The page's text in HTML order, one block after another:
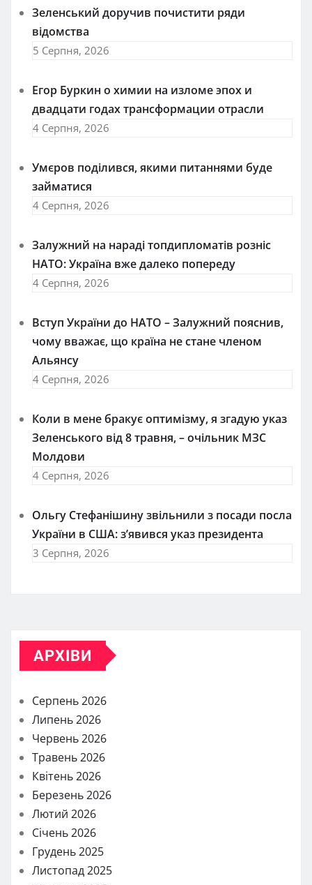
Зеленський доручив почистити ряди
відомства
5 Серпня, 2026
Егор Буркин о химии на изломе эпох и
двадцати годах трансформации отрасли
4 Серпня, 2026
Умєров поділився, якими питаннями буде
займатися
4 Серпня, 2026
Залужний на нараді топдипломатів розніс
НАТО: Україна вже далеко попереду
4 Серпня, 2026
Вступ України до НАТО – Залужний пояснив,
чому вважає, що країна не стане членом
Альянсу
4 Серпня, 2026
Коли в мене бракує оптимізму, я згадую указ
Зеленського від 8 травня, – очільник МЗС
Молдови
4 Серпня, 2026
Ольгу Стефанішину звільнили з посади посла
України в США: з’явився указ президента
3 Серпня, 2026
АРХІВИ
Серпень 2026
Липень 2026
Червень 2026
Травень 2026
Квітень 2026
Березень 2026
Лютий 2026
Січень 2026
Грудень 2025
Листопад 2025